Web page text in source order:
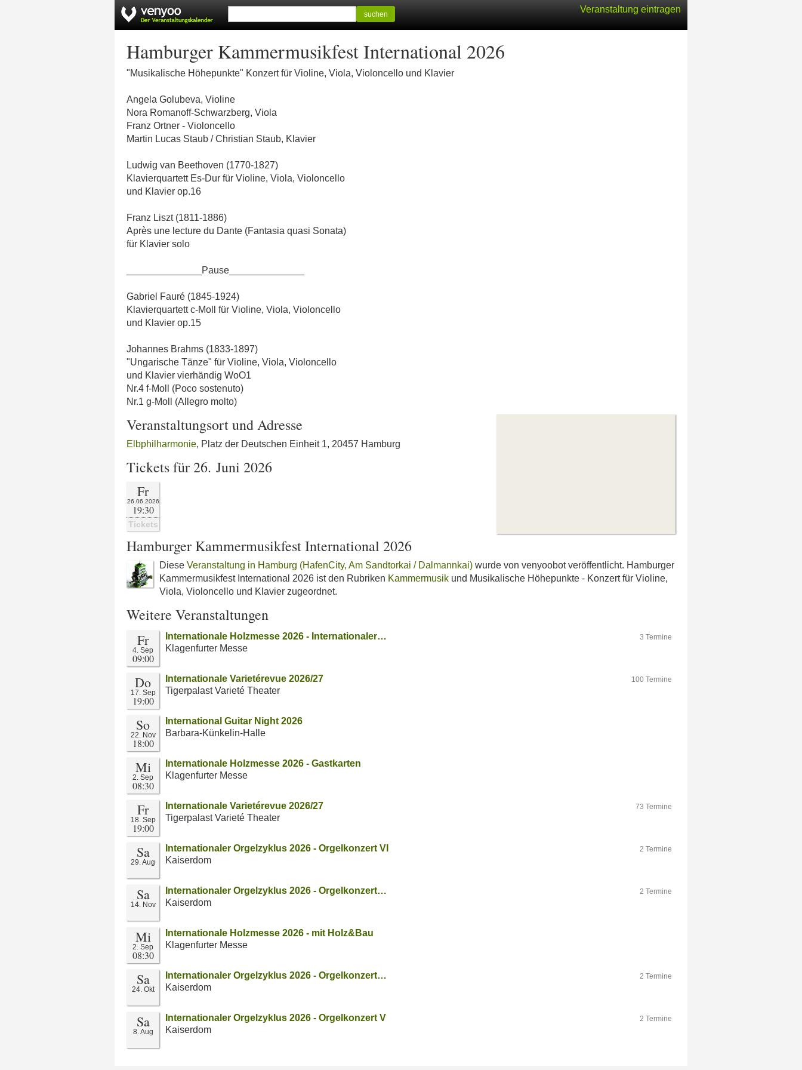
Veranstaltung eintragen
suchen
Hamburger Kammermusikfest International 2026
"Musikalische Höhepunkte" Konzert für Violine, Viola, Violoncello und Klavier
Angela Golubeva, Violine
Nora Romanoff-Schwarzberg, Viola
Franz Ortner - Violoncello
Martin Lucas Staub / Christian Staub, Klavier
Ludwig van Beethoven (1770-1827)
Klavierquartett Es-Dur für Violine, Viola, Violoncello
und Klavier op.16
Franz Liszt (1811-1886)
Après une lecture du Dante (Fantasia quasi Sonata)
für Klavier solo
______________Pause______________
Gabriel Fauré (1845-1924)
Klavierquartett c-Moll für Violine, Viola, Violoncello
und Klavier op.15
Johannes Brahms (1833-1897)
"Ungarische Tänze" für Violine, Viola, Violoncello
und Klavier vierhändig WoO1
Nr.4 f-Moll (Poco sostenuto)
Nr.1 g-Moll (Allegro molto)
Veranstaltungsort und Adresse
Elbphilharmonie, Platz der Deutschen Einheit 1, 20457 Hamburg
Tickets für 26. Juni 2026
Fr
26.06.2026
19:30
Tickets
Hamburger Kammermusikfest International 2026
Diese Veranstaltung in Hamburg (HafenCity, Am Sandtorkai / Dalmannkai) wurde von venyoobot veröffentlicht. Hamburger
Kammermusikfest International 2026 ist den Rubriken Kammermusik und Musikalische Höhepunkte - Konzert für Violine,
Viola, Violoncello und Klavier zugeordnet.
Weitere Veranstaltungen
Fr
4. Sep
09:00
3 Termine
Internationale Holzmesse 2026 - Internationaler…
Klagenfurter Messe
Do
17. Sep
19:00
100 Termine
Internationale Varietérevue 2026/27
Tigerpalast Varieté Theater
So
22. Nov
18:00
International Guitar Night 2026
Barbara-Künkelin-Halle
Mi
2. Sep
08:30
Internationale Holzmesse 2026 - Gastkarten
Klagenfurter Messe
Fr
18. Sep
19:00
73 Termine
Internationale Varietérevue 2026/27
Tigerpalast Varieté Theater
Sa
29. Aug
2 Termine
Internationaler Orgelzyklus 2026 - Orgelkonzert VI
Kaiserdom
Sa
14. Nov
2 Termine
Internationaler Orgelzyklus 2026 - Orgelkonzert…
Kaiserdom
Mi
2. Sep
08:30
Internationale Holzmesse 2026 - mit Holz&Bau
Klagenfurter Messe
Sa
24. Okt
2 Termine
Internationaler Orgelzyklus 2026 - Orgelkonzert…
Kaiserdom
Sa
8. Aug
2 Termine
Internationaler Orgelzyklus 2026 - Orgelkonzert V
Kaiserdom